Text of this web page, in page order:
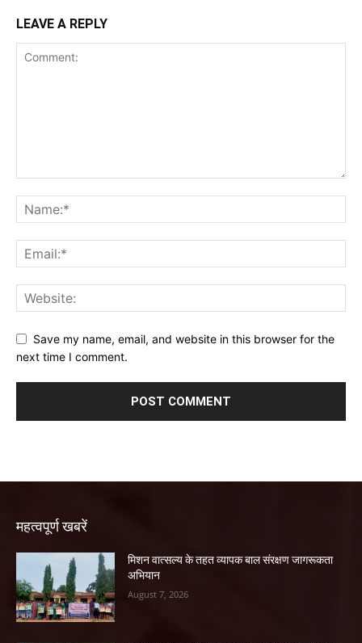
LEAVE A REPLY
Save my name, email, and website in this browser for the
next time I comment.
महत्वपूर्ण खबरें
मिशन वात्सल्य के तहत व्यापक बाल संरक्षण जागरूकता
अभियान
August 7, 2026